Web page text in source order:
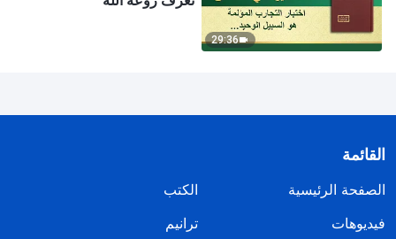
29:36
القائمة
الصفحة الرئيسية
الكتب
فيديوهات
ترانيم